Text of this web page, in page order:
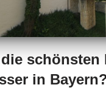
schönsten
in